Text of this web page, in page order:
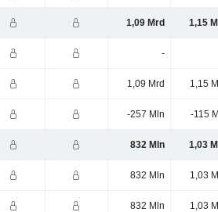
1,09 Mrd 1,15
-
1,09 Mrd 1,15
-257 Mln -115
832 Mln 1,03
832 Mln 1,03
832 Mln 1,03